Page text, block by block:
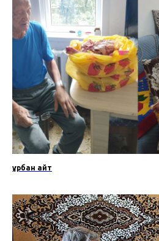
Құрбан айт